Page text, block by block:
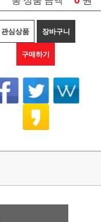
관심상품 장바구니
구매하기